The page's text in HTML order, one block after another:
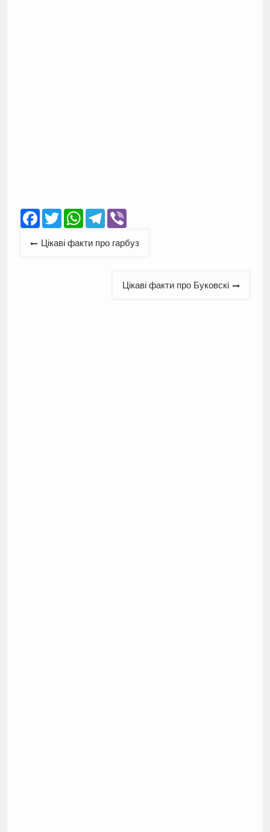
Facebook
TwitterWhatsApp
Telegram
Viber
Навігація
Цікаві факти про гарбуз
Цікаві факти про Буковскі